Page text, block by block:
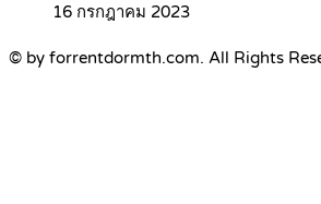
16 กรกฎาคม 2023
© by forrentdormth.com. All Rights